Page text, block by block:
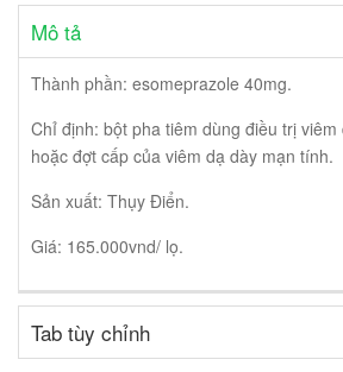
Mô tả
Thành phần: esomeprazole 40mg.
Chỉ định: bột pha tiêm dùng điều trị
hoặc đợt cấp của viêm dạ dày mạn tính.
Sản xuất: Thụy Điển.
Giá: 165.000vnd/ lọ.
Tab tùy chỉnh